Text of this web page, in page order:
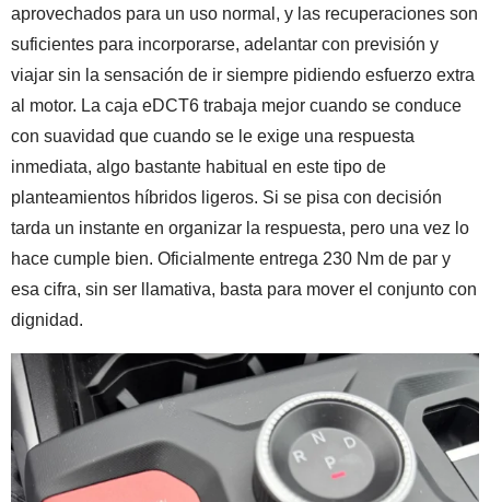
aprovechados para un uso normal, y las recuperaciones son
suficientes para incorporarse, adelantar con previsión y
viajar sin la sensación de ir siempre pidiendo esfuerzo extra
al motor. La caja eDCT6 trabaja mejor cuando se conduce
con suavidad que cuando se le exige una respuesta
inmediata, algo bastante habitual en este tipo de
planteamientos híbridos ligeros. Si se pisa con decisión
tarda un instante en organizar la respuesta, pero una vez lo
hace cumple bien. Oficialmente entrega 230 Nm de par y
esa cifra, sin ser llamativa, basta para mover el conjunto con
dignidad.